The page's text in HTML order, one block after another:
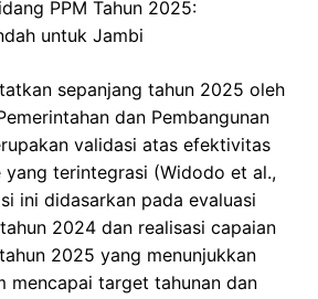
PPM Tahun 2025:
untuk Jambi
sepanjang tahun 2025 oleh
dan Pembangunan
validasi atas efektivitas
yang terintegrasi (Widodo et al.,
ini didasarkan pada evaluasi
2024 dan realisasi capaian
2025 yang menunjukkan
mencapai target tahunan dan